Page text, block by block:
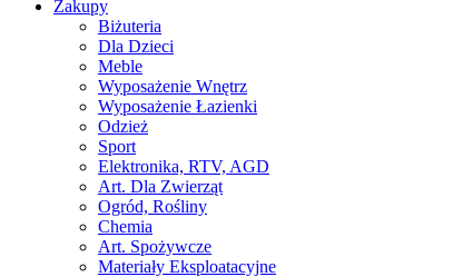
Zakupy
Biżuteria
Dla Dzieci
Meble
Wyposażenie Wnętrz
Wyposażenie Łazienki
Odzież
Sport
Elektronika, RTV, AGD
Art. Dla Zwierząt
Ogród, Rośliny
Chemia
Art. Spożywcze
Materiały Eksploatacyjne